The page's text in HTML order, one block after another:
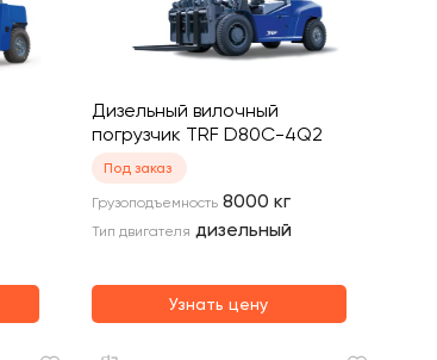
Дизельный вилочный
погрузчик TRF D80C-4Q2
Под заказ
Грузоподъемность 8000 кг
Тип двигателя дизельный
Узнать цену